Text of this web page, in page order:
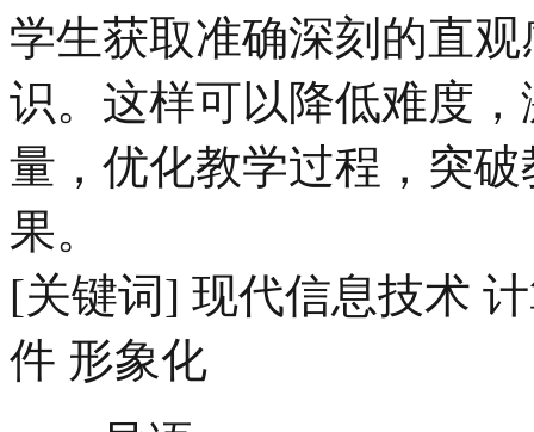
学生获取准确深刻的直
识。这样可以降低难度
量，优化教学过程，突
果。
[关键词] 现代信息技术
件 形象化